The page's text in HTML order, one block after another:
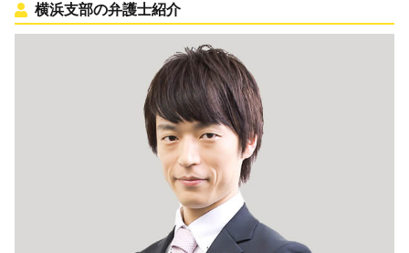
横浜支部の弁護士紹介